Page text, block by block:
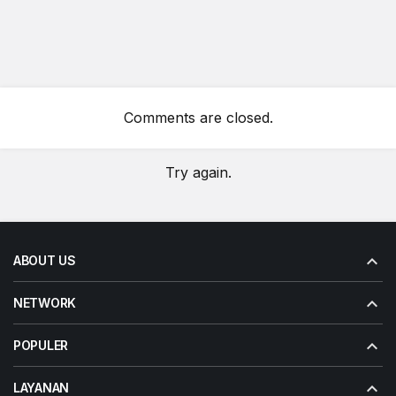
Comments are closed.
Try again.
ABOUT US
NETWORK
POPULER
LAYANAN